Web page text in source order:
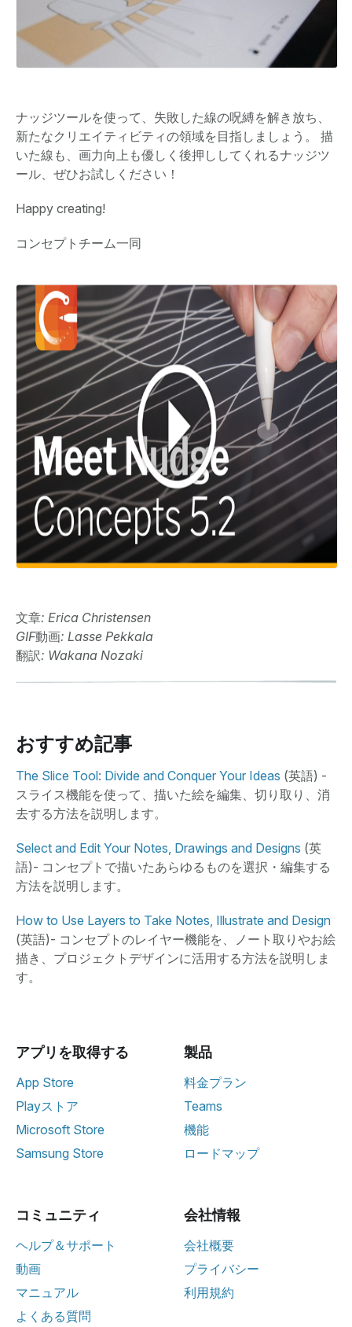
ナッジツールを使って、失敗した線の呪縛を解き放ち、
新たなクリエイティビティの領域を目指しましょう。 描
いた線も、画力向上も優しく後押ししてくれるナッジツ
ール、ぜひお試しください！
Happy creating!
コンセプトチーム一同
文章: Erica Christensen
GIF動画: Lasse Pekkala
翻訳: Wakana Nozaki
おすすめ記事
The Slice Tool: Divide and Conquer Your Ideas (英語) -
スライス機能を使って、描いた絵を編集、切り取り、消
去する方法を説明します。
Select and Edit Your Notes, Drawings and Designs (英
語)- コンセプトで描いたあらゆるものを選択・編集する
方法を説明します。
How to Use Layers to Take Notes, Illustrate and Design
(英語)- コンセプトのレイヤー機能を、ノート取りやお絵
描き、プロジェクトデザインに活用する方法を説明しま
す。
アプリを取得する
App Store
Playストア
Microsoft Store
Samsung Store
製品
料金プラン
Teams
機能
ロードマップ
コミュニティ
ヘルプ＆サポート
動画
マニュアル
よくある質問
会社情報
会社概要
プライバシー
利用規約